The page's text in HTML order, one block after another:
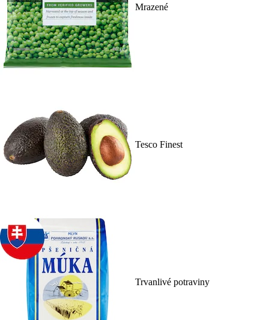
Mrazené
Tesco Finest
Trvanlivé potraviny